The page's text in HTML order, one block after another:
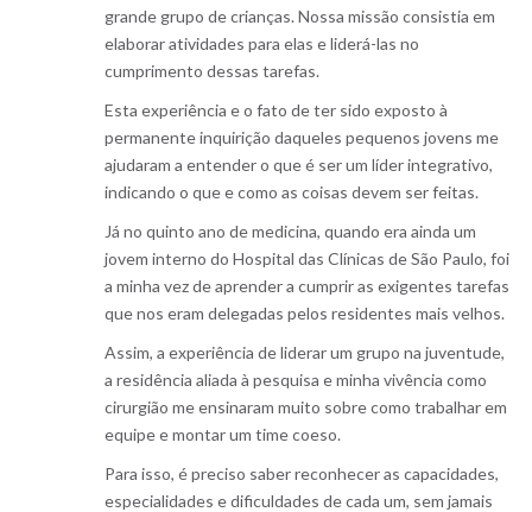
grande grupo de crianças. Nossa missão consistia em
elaborar atividades para elas e liderá-las no
cumprimento dessas tarefas.
Esta experiência e o fato de ter sido exposto à
permanente inquirição daqueles pequenos jovens me
ajudaram a entender o que é ser um líder integrativo,
indicando o que e como as coisas devem ser feitas.
Já no quinto ano de medicina, quando era ainda um
jovem interno do Hospital das Clínicas de São Paulo, foi
a minha vez de aprender a cumprir as exigentes tarefas
que nos eram delegadas pelos residentes mais velhos.
Assim, a experiência de liderar um grupo na juventude,
a residência aliada à pesquisa e minha vivência como
cirurgião me ensinaram muito sobre como trabalhar em
equipe e montar um time coeso.
Para isso, é preciso saber reconhecer as capacidades,
especialidades e dificuldades de cada um, sem jamais